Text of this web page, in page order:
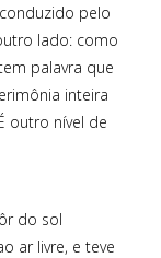
pelo
lado: como
palavra que
inteira
outro nível de
do sol
ar livre, e teve